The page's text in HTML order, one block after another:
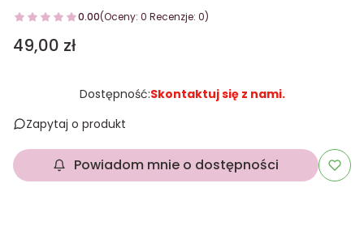
0.00(Oceny: 0 Recenzje: 0)
Cena
49,00 zł
Dostępność:Skontaktuj się z nami.
Zapytaj o produkt
Powiadom mnie o dostępności